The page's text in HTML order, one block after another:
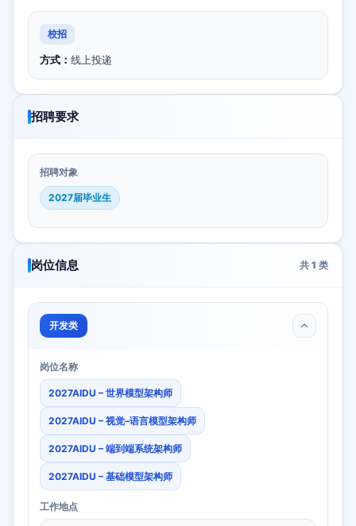
校招
方式： 线上投递
招聘要求
招聘对象
2027届毕业生
岗位信息 共 1 类
开发类
岗位名称
2027AIDU – 世界模型架构师
2027AIDU – 视觉–语言模型架构师
2027AIDU – 端到端系统架构师
2027AIDU – 基础模型架构师
工作地点